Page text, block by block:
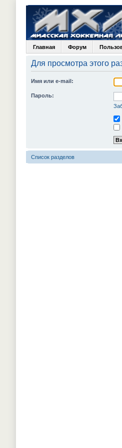
Главная Форум
Для просмотра этого
Имя или e-mail:
Пароль:
Список разделов